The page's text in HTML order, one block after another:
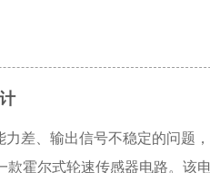
差、输出信号不稳定的问题
霍尔式轮速传感器电路。该